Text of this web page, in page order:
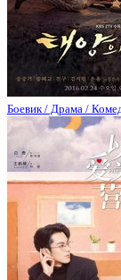
Боевик / Драма /